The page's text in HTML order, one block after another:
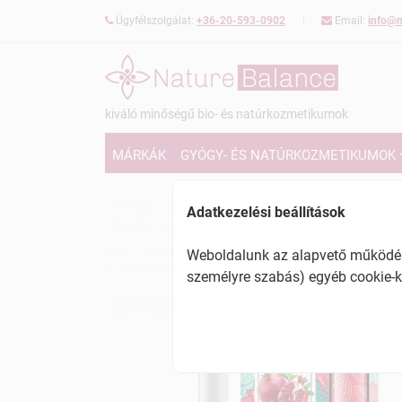
Ügyfélszolgálat: +36-20-593-0902 Email:
kiváló minőségű bio- és natúrkozmetikumok
MÁRKÁK GYÓGY- ÉS NATÚRKOZMETIKUMOK
Adatkezelési beállítások
Weboldalunk az alapvető
személyre szabás) egyéb